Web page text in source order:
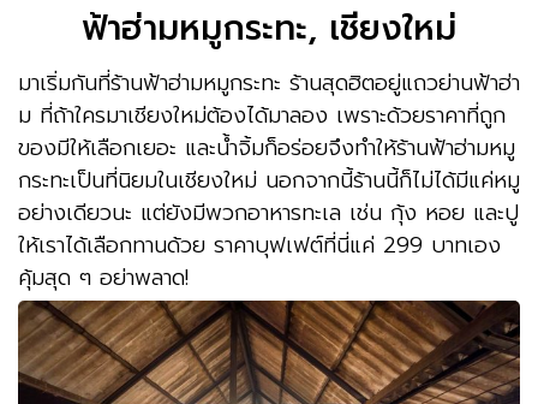
ฟ้าฮ่ามหมูกระทะ, เชียงใหม่
มาเริ่มกันที่ร้านฟ้าฮ่ามหมูกระทะ ร้านสุดฮิตอยู่แถวย่านฟ้าฮ่า
ม ที่ถ้าใครมาเชียงใหม่ต้องได้มาลอง เพราะด้วยราคาที่ถูก
ของมีให้เลือกเยอะ และน้ำจิ้มก็อร่อยจึงทำให้ร้านฟ้าฮ่ามหมู
กระทะเป็นที่นิยมในเชียงใหม่ นอกจากนี้ร้านนี้ก็ไม่ได้มีแค่หมู
อย่างเดียวนะ แต่ยังมีพวกอาหารทะเล เช่น กุ้ง หอย และปู
ให้เราได้เลือกทานด้วย ราคาบุฟเฟต์ที่นี่แค่ 299 บาทเอง
คุ้มสุด ๆ อย่าพลาด!